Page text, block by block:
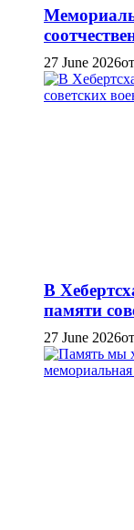
27 June 2026
В
памяти
27 June 2026